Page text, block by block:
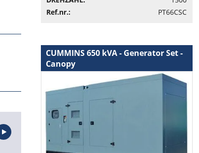
Ref.nr.:
PT66CSC
CUMMINS 650 kVA - Generator Set -
Canopy